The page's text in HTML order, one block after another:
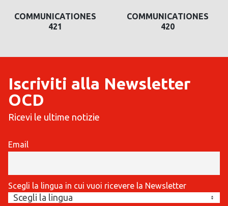
COMMUNICATIONES
421
COMMUNICATIONES
420
Iscriviti alla Newsletter
OCD
Ricevi le ultime notizie
Email
Scegli la lingua in cui vuoi ricevere la Newsletter